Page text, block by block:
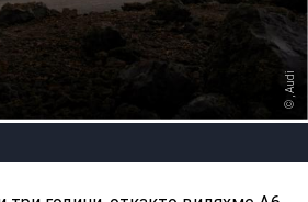
, Audi